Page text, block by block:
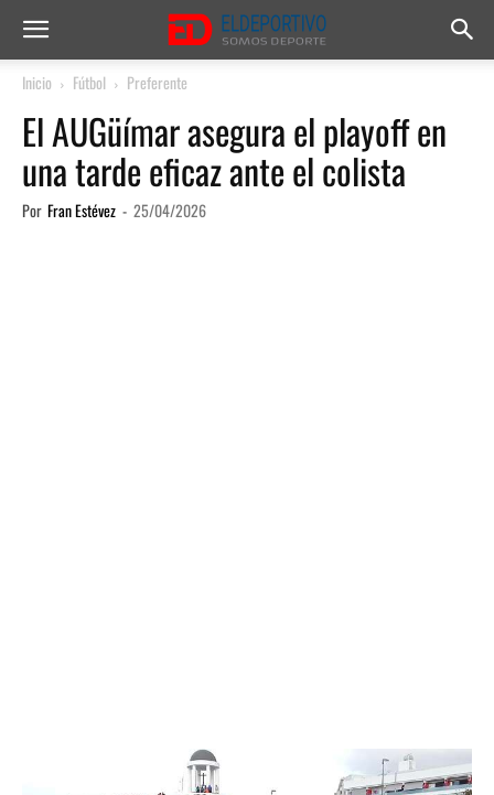
Inicio Fútbol Preferente
El AUGüímar asegura el playoff en
una tarde eficaz ante el colista
Por Fran Estévez - 25/04/2026